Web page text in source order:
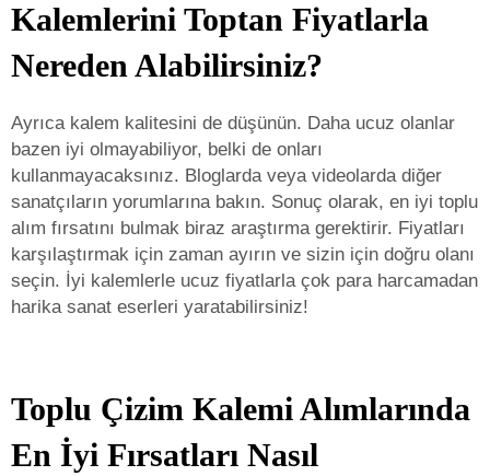
Kalemlerini Toptan Fiyatlarla
Nereden Alabilirsiniz?
Ayrıca kalem kalitesini de düşünün. Daha ucuz olanlar
bazen iyi olmayabiliyor, belki de onları
kullanmayacaksınız. Bloglarda veya videolarda diğer
sanatçıların yorumlarına bakın. Sonuç olarak, en iyi toplu
alım fırsatını bulmak biraz araştırma gerektirir. Fiyatları
karşılaştırmak için zaman ayırın ve sizin için doğru olanı
seçin. İyi kalemlerle ucuz fiyatlarla çok para harcamadan
harika sanat eserleri yaratabilirsiniz!
Toplu Çizim Kalemi Alımlarında
En İyi Fırsatları Nasıl